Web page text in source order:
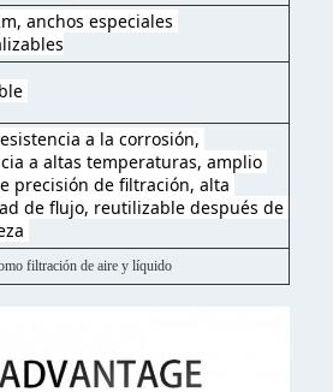
anchos especiales
a la corrosión,
a altas temperaturas, amplio
precisión de filtración, alta
de flujo, reutilizable después de
filtración de aire y líquido